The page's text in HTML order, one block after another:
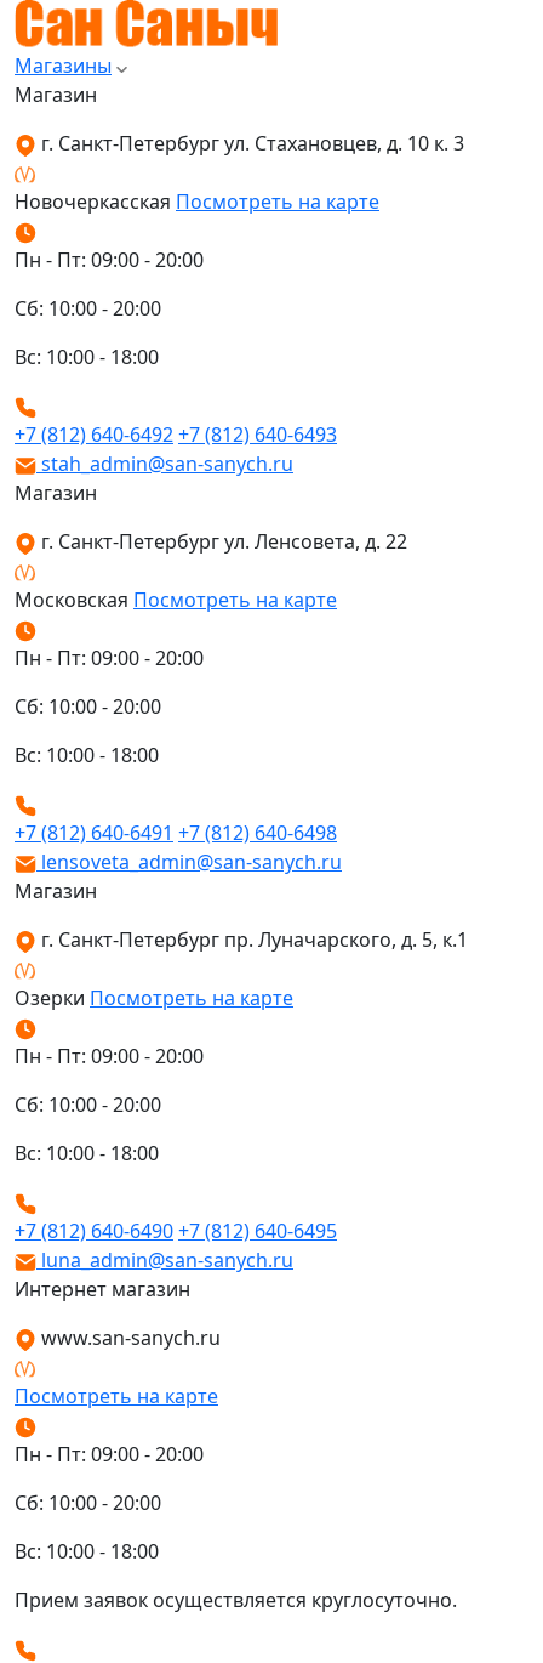
Магазины
Магазин
г. Санкт-Петербург ул. Стахановцев, д. 10 к. 3
Новочеркасская Посмотреть на карте
Пн - Пт: 09:00 - 20:00
Сб: 10:00 - 20:00
Вс: 10:00 - 18:00
+7 (812) 640-6492+7 (812) 640-6493
stah_admin@san-sanych.ru
Магазин
г. Санкт-Петербург ул. Ленсовета, д. 22
Московская Посмотреть на карте
Пн - Пт: 09:00 - 20:00
Сб: 10:00 - 20:00
Вс: 10:00 - 18:00
+7 (812) 640-6491 +7 (812) 640-6498
lensoveta_admin@san-sanych.ru
Магазин
г. Санкт-Петербург пр. Луначарского, д. 5, к.1
Озерки Посмотреть на карте
Пн - Пт: 09:00 - 20:00
Сб: 10:00 - 20:00
Вс: 10:00 - 18:00
+7 (812) 640-6490+7 (812) 640-6495
luna_admin@san-sanych.ru
Интернет магазин
www.san-sanych.ru
Посмотреть на карте
Пн - Пт: 09:00 - 20:00
Сб: 10:00 - 20:00
Вс: 10:00 - 18:00
Прием заявок осуществляется круглосуточно.